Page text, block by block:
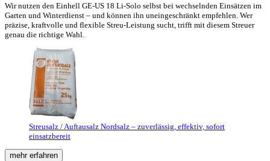
Wir nutzen den Einhell GE-US 18 Li-Solo selbst bei wechselnden Einsätzen im
Garten und Winterdienst – und können ihn uneingeschränkt empfehlen. Wer
präzise, kraftvolle und flexible Streu-Leistung sucht, trifft mit diesem Streuer
genau die richtige Wahl.
Streusalz / Auftausalz Nordsalz – zuverlässig, effektiv, sofort
einsatzbereit
mehr erfahren